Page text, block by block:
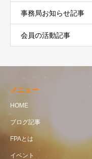
事務局お知らせ記事
会員の活動記事
メニュー
HOME
ブログ記事
FPAとは
イベント